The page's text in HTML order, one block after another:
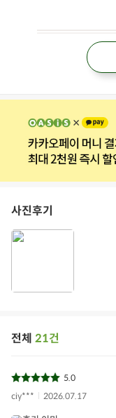
사진후기
전체 21건
5.0
ciy***
2026.07.17